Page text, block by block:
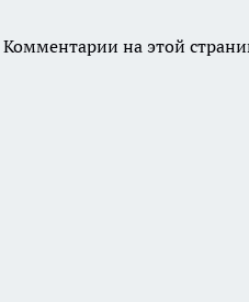
Комментарии на этой